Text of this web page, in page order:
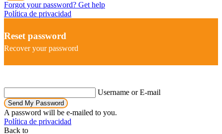
Forgot your password? Get help
Política de privacidad
Reset password
Recover your password
Username or E-mail
Send My Password
A password will be e-mailed to you.
Política de privacidad
Back to